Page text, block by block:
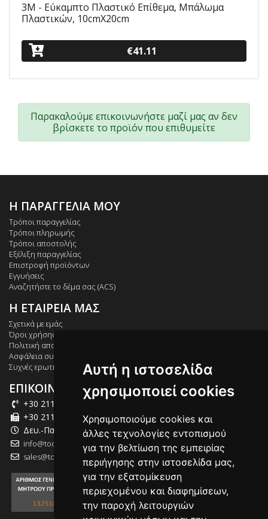
3Μ - Εύκαμπτο Πλαστικό Επίθεμα, Μπάλωμα
Πλαστικών, 10cmX20cm
€41.11
Παρακαλούμε επικοινωνήστε μαζί μας αν δεν
βρίσκετε το προϊόν που επιθυμείτε
Η ΠΑΡΑΓΓΕΛΙΑ ΜΟΥ
Τρόποι παραγγελίας
Τρόποι πληρωμής
Τρόποι αποστολής
Εξέλιξη παραγγελίας
Επιστροφή προϊόντων
Εγγυήσεις
Αναζητήστε το δέμα σας (ACS)
Η ΕΤΑΙΡΕΙΑ ΜΑΣ
Σχετικά με εμάς
Όροι χρήσης
Πολιτική απορρήτου
Ασφάλεια συναλλαγών
Συχνές ερωτήσεις
ΕΠΙΚΟΙΝΩΝΙΑ
+30 211 012 2003
+30 211 012 2004
Δευ.-Παρ.: 09:00-18:00
info@tool-market.gr
sales@tool-market.gr
Αυτή η ιστοσελίδα
χρησιμοποιεί cookies
Χρησιμοποιούμε cookies και
άλλες τεχνολογίες εντοπισμού
για την βελτίωση της εμπειρίας
περιήγησης στην ιστοσελίδα μας,
για την εξατομίκευση
περιεχομένου και διαφημίσεων,
την παροχή λειτουργιών